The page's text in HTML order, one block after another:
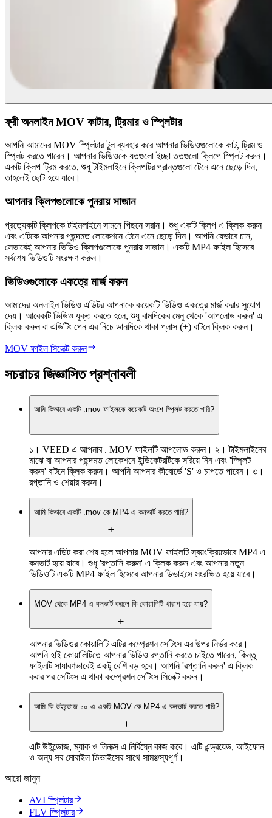
ফ্রী অনলাইন MOV কাটার, ট্রিমার ও স্প্লিটার
আপনি আমাদের MOV স্প্লিটার টুল ব্যবহার করে আপনার ভিডিওগুলোকে কাট, ট্রিম ও
স্প্লিট করতে পারেন। আপনার ভিডিওকে যতগুলো ইচ্ছা ততগুলো ক্লিপে স্প্লিট করুন।
একটি ক্লিপ ট্রিম করতে, শুধু টাইমলাইনে ক্লিপটির প্রান্তগুলো টেনে এনে ছেড়ে দিন,
তাহলেই ছোট হয়ে যাবে।
আপনার ক্লিপগুলোকে পুনরায় সাজান
প্রত্যেকটি ক্লিপকে টাইমলাইনে সামনে পিছনে সরান। শুধু একটি ক্লিপ এ ক্লিক করুন
এবং এটিকে আপনার পছন্দমত লোকেশনে টেনে এনে ছেড়ে দিন। আপনি যেভাবে চান,
সেভাবেই আপনার ভিডিও ক্লিপগুলোকে পুনরায় সাজান। একটি MP4 ফাইল হিসেবে
সর্বশেষ ভিডিওটি সংরক্ষণ করুন।
ভিডিওগুলোকে একত্রে মার্জ করুন
আমাদের অনলাইন ভিডিও এডিটর আপনাকে কয়েকটি ভিডিও একত্রে মার্জ করার সুযোগ
দেয়। আরেকটি ভিডিও যুক্ত করতে হলে, শুধু বামদিকের মেনু থেকে 'আপলোড করুন' এ
ক্লিক করুন বা এডিটিং পেন এর নিচে ডানদিকে থাকা প্লাস (+) বাটনে ক্লিক করুন।
MOV ফাইল সিলেক্ট করুন
সচরাচর জিজ্ঞাসিত প্রশ্নাবলী
আমি কিভাবে একটি .mov ফাইলকে কয়েকটি অংশে স্প্লিট করতে পারি?
১। VEED এ আপনার . MOV ফাইলটি আপলোড করুন। ২। টাইমলাইনের
মাঝে বা আপনার পছন্দমত লোকেশনে ইন্ডিকেটরটিকে সরিয়ে নিন এবং 'স্প্লিট
করুন' বাটনে ক্লিক করুন। আপনি আপনার কীবোর্ডে 'S' ও চাপতে পারেন। ৩।
রপ্তানি ও শেয়ার করুন।
আমি কিভাবে একটি .mov কে MP4 এ কনভার্ট করতে পারি?
আপনার এডিট করা শেষ হলে আপনার MOV ফাইলটি স্বয়ংক্রিয়ভাবে MP4 এ
কনভার্ট হয়ে যাবে। শুধু 'রপ্তানি করুন' এ ক্লিক করুন এবং আপনার নতুন
ভিডিওটি একটি MP4 ফাইল হিসেবে আপনার ডিভাইসে সংরক্ষিত হয়ে যাবে।
MOV থেকে MP4 এ কনভার্ট করলে কি কোয়ালিটি খারাপ হয়ে যায়?
আপনার ভিডিওর কোয়ালিটি এটির কম্প্রেশন সেটিংস এর উপর নির্ভর করে।
আপনি হাই কোয়ালিটিতে আপনার ভিডিও রপ্তানি করতে চাইতে পারেন, কিন্তু
ফাইলটি সাধারণভাবেই একটু বেশি বড় হবে। আপনি 'রপ্তানি করুন' এ ক্লিক
করার পর সেটিংস এ থাকা কম্প্রেশন সেটিংস সিলেক্ট করুন।
আমি কি উইন্ডোজ ১০ এ একটি MOV কে MP4 এ কনভার্ট করতে পারি?
এটি উইন্ডোজ, ম্যাক ও লিনাক্স এ নির্বিঘ্নে কাজ করে। এটি এন্ড্রয়েড, আইফোন
ও অন্য সব মোবাইল ডিভাইসের সাথে সামঞ্জস্যপূর্ণ।
আরো জানুন
AVI স্প্লিটার
FLV স্প্লিটার